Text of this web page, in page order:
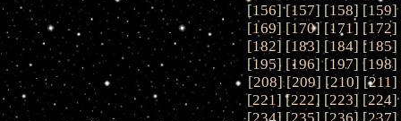
[156] [157] [158] [159]
[169] [170] [171] [172]
[182] [183] [184] [185]
[195] [196] [197] [198]
[208] [209] [210] [211]
[221] [222] [223] [224]